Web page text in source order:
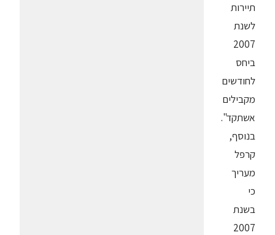
תיירות
לשנת
2007
ביחס
לחודשים
מקבילים
אשתקד".
בנוסף,
קרפל
מעריך
כי
בשנת
2007